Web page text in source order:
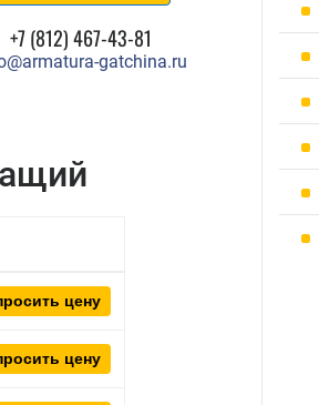
+7 (812) 467-43-81
gatchina.ru
цену
цену